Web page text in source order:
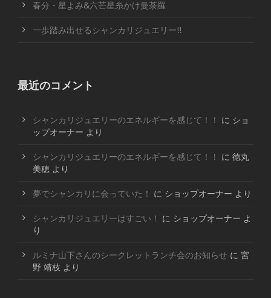
春分・星よみ&六芒星糸かけ曼荼羅
一歩踏み出せるシャンカリジュエリー!!
最近のコメント
シャンカリジュエリーのエネルギーを感じて！！ に ショ
ップオーナー より
シャンカリジュエリーのエネルギーを感じて！！ に 徳丸
美穂 より
夢でシャンカリに会っていた！ に ショップオーナー より
シャンカリジュエリーはすごい！ に ショップオーナー よ
り
ルミナ山下さんのシークレットランチ会のお知らせ に 宮
野 靖枝 より